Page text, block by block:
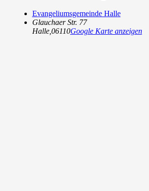
Evangeliumsgemeinde Halle
Glauchaer Str. 77
Halle, 06110Google Karte anzeigen